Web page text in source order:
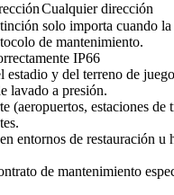
Cualquier dirección
solo importa cuando
de mantenimiento.
IP66
y del terreno de
lavado a presión.
(aeropuertos, estaciones
entornos de restauración u
de mantenimiento